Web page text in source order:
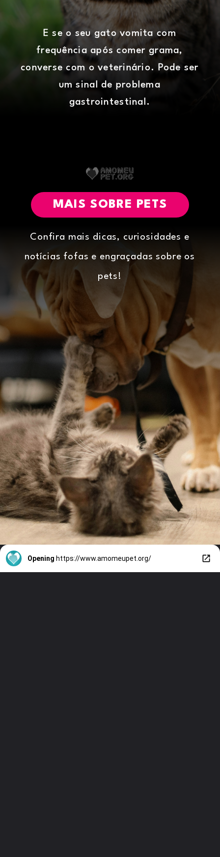
E se o seu gato vomita com
frequência após comer grama,
converse com o veterinário. Pode ser
um sinal de problema
gastrointestinal.
Confira mais dicas, curiosidades e
notícias fofas e engraçadas sobre os
pets!
MAIS SOBRE PETS
Opening https://www.amomeupet.org/